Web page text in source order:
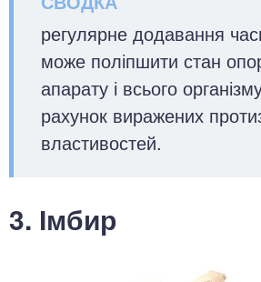
регулярне додавання
може поліпшити стан
апарату і всього
рахунок виражених
властивостей.
3. Імбир